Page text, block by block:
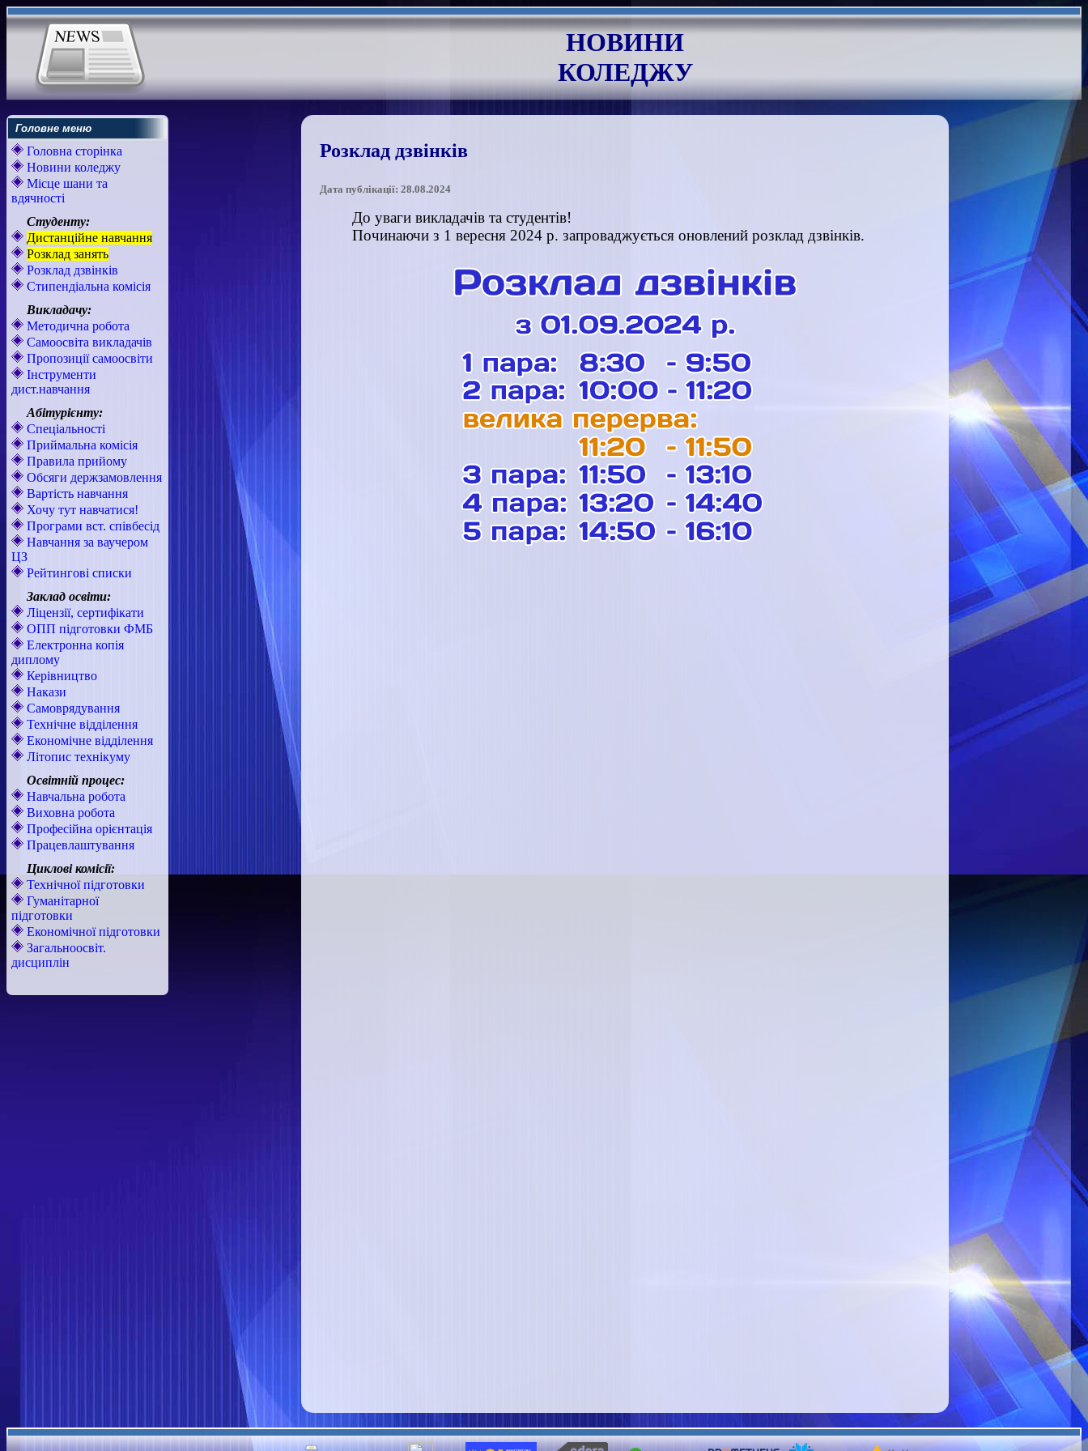
НОВИНИ
КОЛЕДЖУ
Головне меню
Головна сторінка
Новини коледжу
Місце шани та
вдячності
Студенту:
Дистанційне навчання
Розклад занять
Розклад дзвінків
Стипендіальна комісія
Викладачу:
Методична робота
Самоосвіта викладачів
Пропозиції самоосвіти
Інструменти
дист.навчання
Абітурієнту:
Спеціальності
Приймальна комісія
Правила прийому
Обсяги держзамовлення
Вартість навчання
Хочу тут навчатися!
Програми вст. співбесід
Навчання за ваучером
ЦЗ
Рейтингові списки
Заклад освіти:
Ліцензії, сертифікати
ОПП підготовки ФМБ
Електронна копія
диплому
Керівництво
Накази
Самоврядування
Технічне відділення
Економічне відділення
Літопис технікуму
Освітній процес:
Навчальна робота
Виховна робота
Професійна орієнтація
Працевлаштування
Циклові комісії:
Технічної підготовки
Гуманітарної
підготовки
Економічної підготовки
Загальноосвіт.
дисциплін
Розклад дзвінків
Дата публікації: 28.08.2024
До уваги викладачів та студентів!
Починаючи з 1 вересня 2024 р. запроваджується оновлений розклад дзвінків.